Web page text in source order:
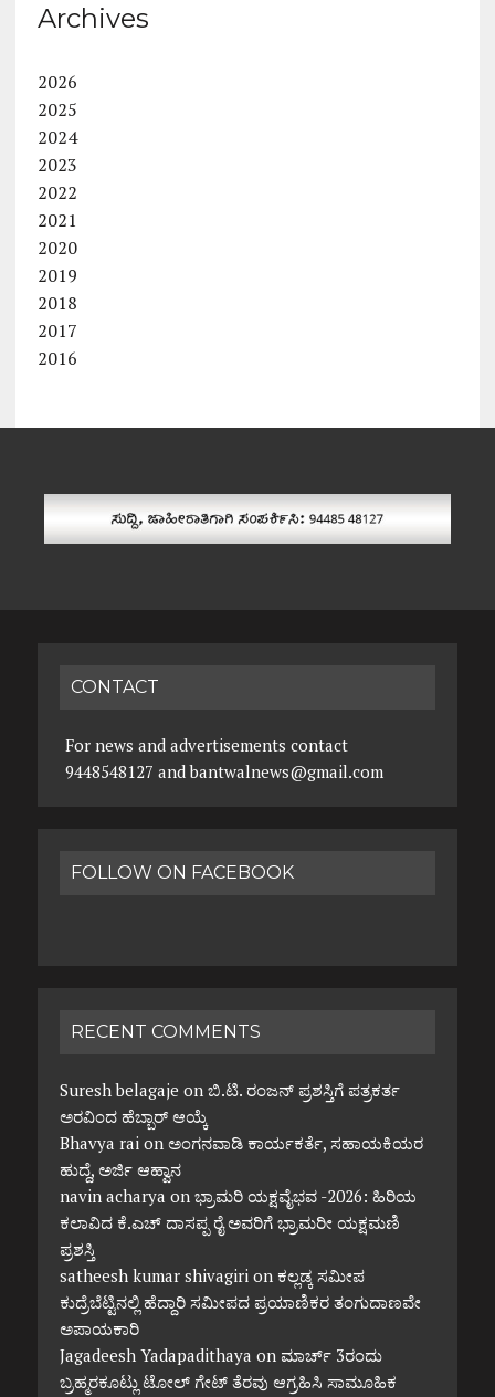
Archives
2026
2025
2024
2023
2022
2021
2020
2019
2018
2017
2016
CONTACT
For news and advertisements contact
9448548127 and bantwalnews@gmail.com
FOLLOW ON FACEBOOK
RECENT COMMENTS
Suresh belagaje on ಬಿ.ಟಿ. ರಂಜನ್ ಪ್ರಶಸ್ತಿಗೆ ಪತ್ರಕರ್ತ
ಅರವಿಂದ ಹೆಬ್ಬಾರ್ ಆಯ್ಕೆ
Bhavya raion ಅಂಗನವಾಡಿ ಕಾರ್ಯಕರ್ತೆ, ಸಹಾಯಕಿಯರ
ಹುದ್ದೆ, ಅರ್ಜಿ ಆಹ್ವಾನ
navin acharya on ಭ್ರಾಮರಿ ಯಕ್ಷವೈಭವ -2026: ಹಿರಿಯ
ಕಲಾವಿದ ಕೆ.ಎಚ್ ದಾಸಪ್ಪ ರೈ ಅವರಿಗೆ ಭ್ರಾಮರೀ ಯಕ್ಷಮಣಿ
ಪ್ರಶಸ್ತಿ
satheesh kumar shivagirion ಕಲ್ಲಡ್ಕ ಸಮೀಪ
ಕುದ್ರೆಬೆಟ್ಟಿನಲ್ಲಿ ಹೆದ್ದಾರಿ ಸಮೀಪದ ಪ್ರಯಾಣಿಕರ ತಂಗುದಾಣವೇ
ಅಪಾಯಕಾರಿ
Jagadeesh Yadapadithaya on ಮಾರ್ಚ್ 3ರಂದು
ಬ್ರಹ್ಮರಕೂಟ್ಲು ಟೋಲ್ ಗೇಟ್ ತೆರವು ಆಗ್ರಹಿಸಿ ಸಾಮೂಹಿಕ